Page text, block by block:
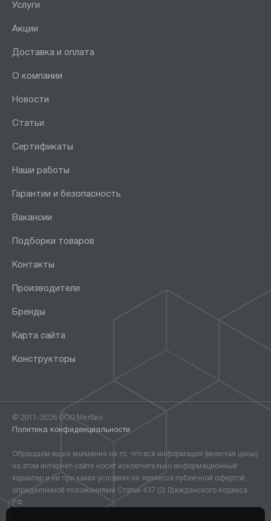
Услуги
Акции
Доставка и оплата
О компании
Новости
Статьи
Сертификаты
Наши работы
Гарантии и безопасность
Вакансии
Подборки товаров
Контакты
Производители
Бренды
Карта сайта
Конструкторы
© 2011-2026 ООО Метбиз
Политика конфиденциальности
Обращаем ваше внимание на то, что вся информация (включая цены)
на этом интернет-сайте носит исключительно информационный
характер и ни при каких условиях не является публичной офертой,
определяемой положениями Статьи 437 (2) Гражданского кодекса
РФ.